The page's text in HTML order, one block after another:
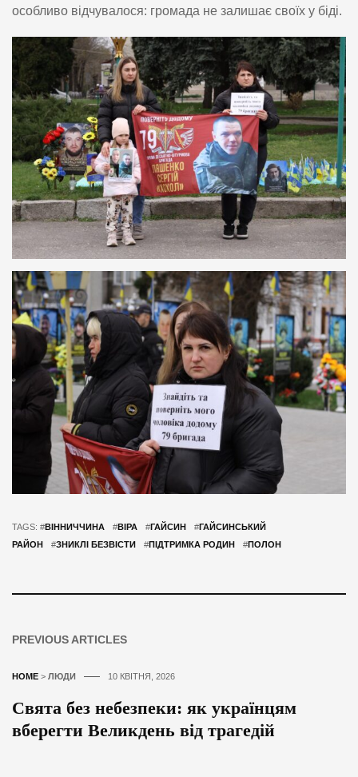
особливо відчувалося: громада не залишає своїх у біді.
TAGS: #ВІННИЧЧИНА #ВІРА #ГАЙСИН #ГАЙСИНСЬКИЙ
РАЙОН
#ЗНИКЛІ БЕЗВІСТИ #ПІДТРИМКА РОДИН #ПОЛОН
PREVIOUS ARTICLES
HOME > ЛЮДИ 10 КВІТНЯ, 2026
Свята без небезпеки: як українцям
вберегти Великдень від трагедій